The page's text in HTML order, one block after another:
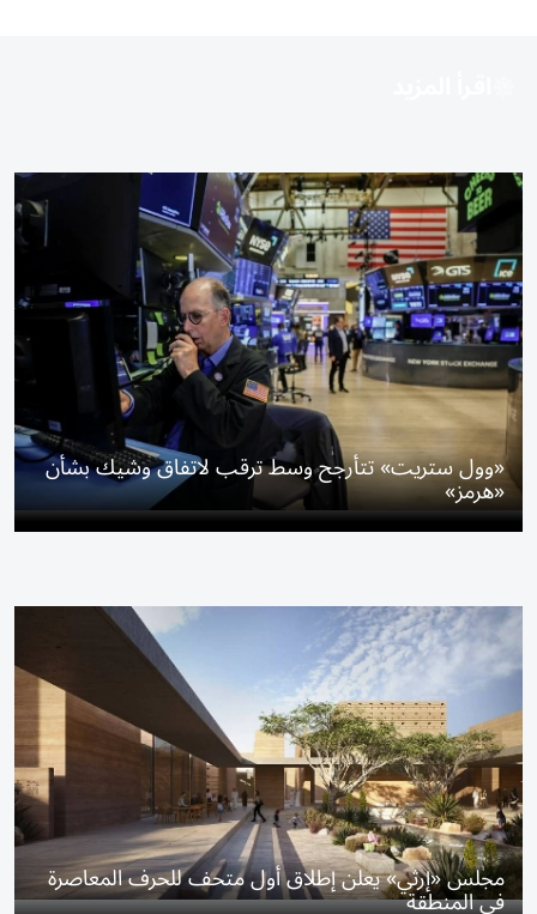
«وول ستريت» تتأرجح وسط ترقب لاتفاق وشيك بشأن
«هرمز»
مجلس «إرثي» يعلن إطلاق أول متحف للحرف المعاصرة
في المنطقة